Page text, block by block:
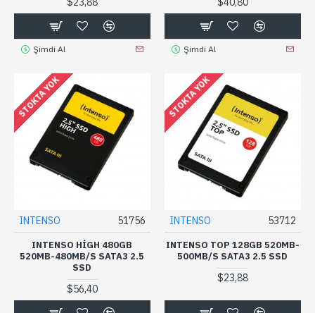
Şimdi Al Şimdi Al
STOKTA YOK
INTENSO 51756
INTENSO HIGH 480GB
520MB-480MB/S SATA3 2.5
SSD
$56,40
STOKTA YOK
INTENSO 53712
INTENSO TOP 128GB 520MB-
500MB/S SATA3 2.5 SSD
$23,88